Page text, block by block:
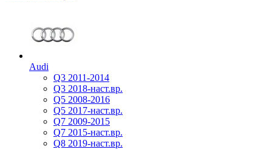
Audi
Q3 2011-2014
Q3 2018-наст.вр.
Q5 2008-2016
Q5 2017-наст.вр.
Q7 2009-2015
Q7 2015-наст.вр.
Q8 2019-наст.вр.